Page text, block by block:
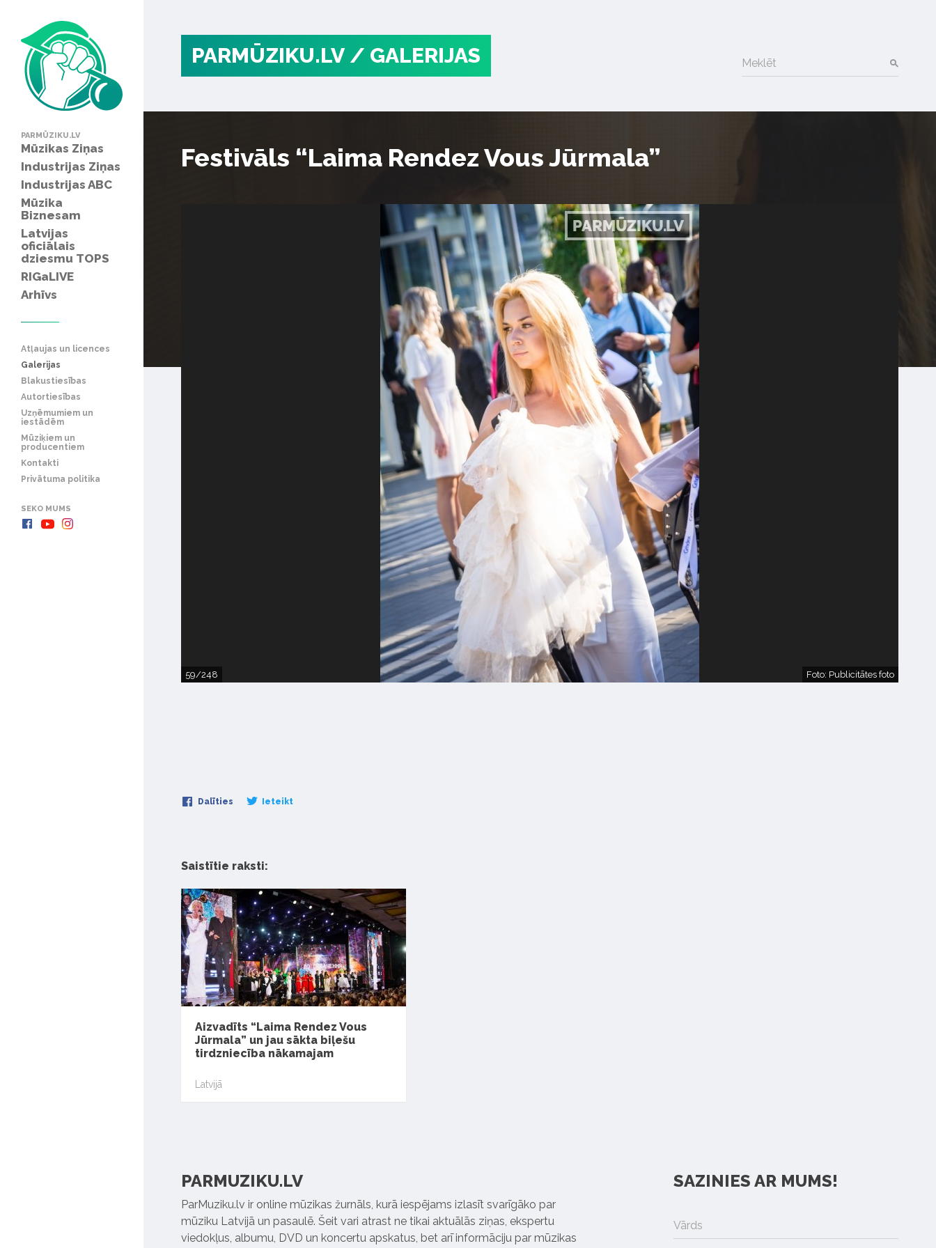
PARMŪZIKU.LV
Mūzikas Ziņas
Industrijas Ziņas
Industrijas ABC
Mūzika
Biznesam
Latvijas
oficiālais
dziesmu TOPS
RIGaLIVE
Arhīvs
Atļaujas un licences
Galerijas
Blakustiesības
Autortiesības
Uzņēmumiem un
iestādēm
Mūziķiem un
producentiem
Kontakti
Privātuma politika
SEKO MUMS
PARMŪZIKU.LV / GALERIJAS Meklēt
Festivāls “Laima Rendez Vous Jūrmala”
59/248 Foto: Publicitātes foto
Dalīties Ieteikt
Saistītie raksti:
Aizvadīts “Laima Rendez Vous
Jūrmala” un jau sākta biļešu
tirdzniecība nākamajam
Latvijā
PARMUZIKU.LV
ParMuziku.lv ir online mūzikas žurnāls, kurā iespējams izlasīt svarīgāko par
mūziku Latvijā un pasaulē. Šeit vari atrast ne tikai aktuālās ziņas, ekspertu
viedokļus, albumu, DVD un koncertu apskatus, bet arī informāciju par mūzikas
SAZINIES AR MUMS!
Vārds